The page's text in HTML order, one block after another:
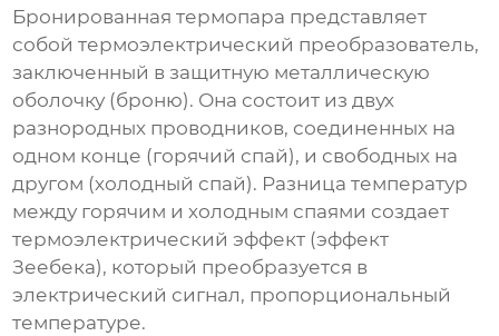
Бронированная термопара представляет
собой термоэлектрический преобразователь,
заключенный в защитную металлическую
оболочку (броню). Она состоит из двух
разнородных проводников, соединенных на
одном конце (горячий спай), и свободных на
другом (холодный спай). Разница температур
между горячим и холодным спаями создает
термоэлектрический эффект (эффект
Зеебека), который преобразуется в
электрический сигнал, пропорциональный
температуре.